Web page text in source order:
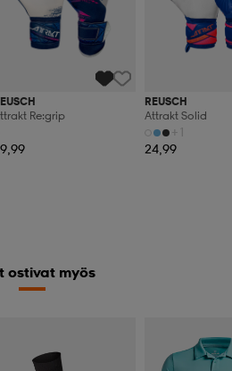
Re:grip
REUSCH
Attrakt Solid
+1
24,99
ostivat myös